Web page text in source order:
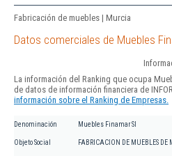
Fabricación de muebles | Murcia
Datos comerciales de Muebles
La información del Ranking que ocupa
de datos de información financiera de
información sobre el Ranking de Empresas.
Denominación Muebles Finamar Sl
Objeto Social FABRICACION DE MUEBLES DE